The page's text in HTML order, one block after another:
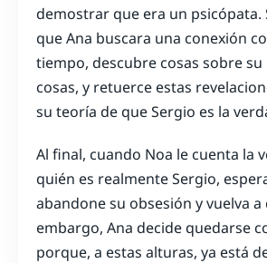
demostrar que era un psicópata.
que Ana buscara una conexión
tiempo, descubre cosas sobre
cosas, y retuerce estas
su teoría de que Sergio es la
Al final, cuando Noa le cuenta la
quién es realmente Sergio,
abandone su obsesión y vuelva a
embargo, Ana decide quedarse
porque, a estas alturas, ya está